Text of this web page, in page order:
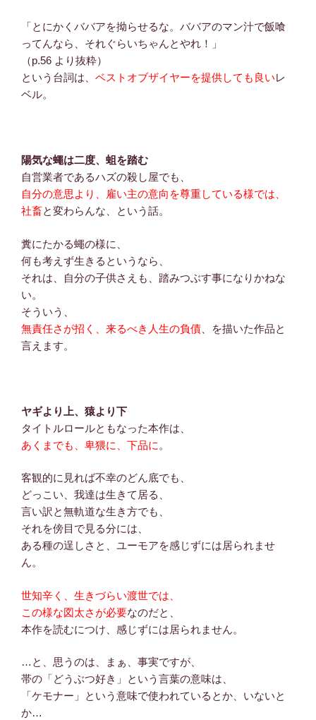
「とにかくババアを拗らせるな。ババアのマン汁で飯喰
ってんなら、それぐらいちゃんとやれ！」
（p.56 より抜粋）
という台詞は、 ベストオブザイヤーを提供しても良いレ
ベル。
陽気な蠅は二度、蛆を踏む
自営業者であるハズの殺し屋でも、
自分の意思より、雇い主の意向を尊重している様では、
社畜と変わらんな、という話。
糞にたかる蠅の様に、
何も考えず生きるというなら、
それは、自分の子供さえも、踏みつぶす事になりかねな
い。
そういう、
無責任さが招く、来るべき人生の負債 、を描いた作品と
言えます。
ヤギより上、猿より下
タイトルロールともなった本作は、
あくまでも、卑猥に、下品に 。
客観的に見れば不幸のどん底でも、
どっこい、我達は生きて居る、
言い訳と無軌道な生き方でも、
それを傍目で見る分には、
ある種の逞しさと、ユーモアを感じずには居られませ
ん。
世知辛く、生きづらい渡世では、
この様な図太さが必要なのだと、
本作を読むにつけ、感じずには居られません。
…と、思うのは、まぁ、事実ですが、
帯の「どうぶつ好き」という言葉の意味は、
「ケモナー」という意味で使われているとか、いないと
か…